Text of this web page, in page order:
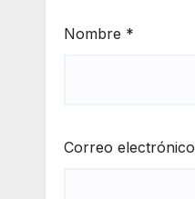
Nombre *
Correo electrónico